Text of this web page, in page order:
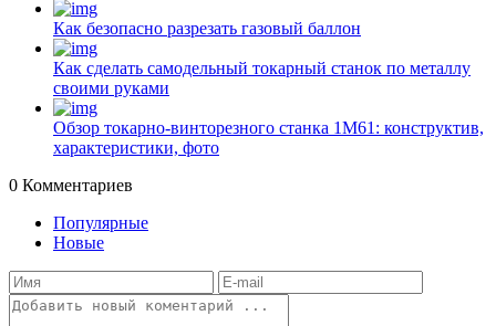
Как безопасно разрезать газовый баллон
Как сделать самодельный токарный станок по металлу
своими руками
Обзор токарно-винторезного станка 1М61: конструктив,
характеристики, фото
0 Комментариев
Популярные
Новые